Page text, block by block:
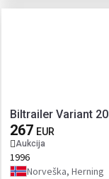
Biltrailer Variant
267 EUR
Aukcija
1996
Norveška, Herning